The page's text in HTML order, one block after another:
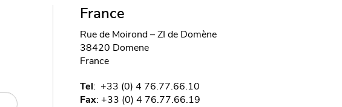
France
Rue de Moirond – ZI de Domène
38420 Domene
France
Tel: +33 (0) 4 76.77.66.10
Fax: +33 (0) 4 76.77.66.19